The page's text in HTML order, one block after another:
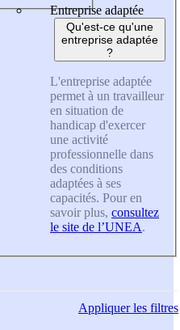
Entreprise adaptée
Qu'est-ce qu'une
entreprise adaptée
?
L'entreprise adaptée
permet à un travailleur
en situation de
handicap d'exercer
une activité
professionnelle dans
des conditions
adaptées à ses
capacités. Pour en
savoir plus, consultez
le site de l’UNEA.
Appliquerles filtres